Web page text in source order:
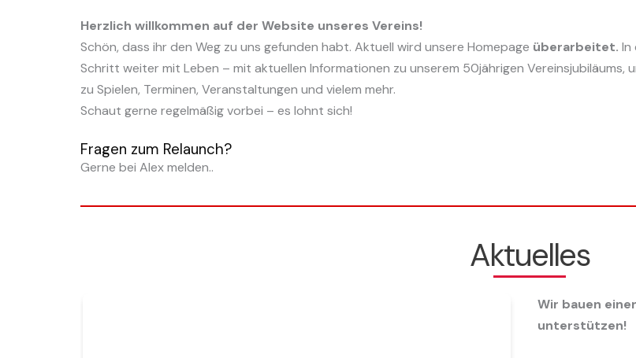
Herzlich willkommen auf der Website unseres Vereins!
Schön, dass ihr den Weg zu uns gefunden habt. Aktuell wird unsere Homepage überarbeitet. In
Schritt weiter mit Leben – mit aktuellen Informationen zu unserem 50jährigen Vereinsjubiläums,
zu Spielen, Terminen, Veranstaltungen und vielem mehr.
Schaut gerne regelmäßig vorbei – es lohnt sich!
Fragen zum Relaunch?
Gerne bei Alex melden..
Aktuelles
Wir bauen
unterstützen!